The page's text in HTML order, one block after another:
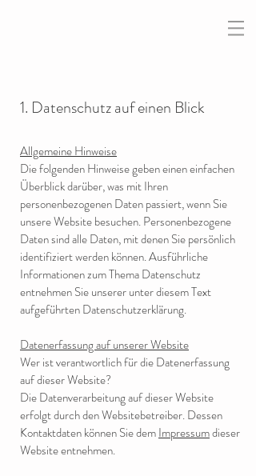
1. Datenschutz auf einen Blick
Allgemeine Hinweise
Die folgenden Hinweise geben einen einfachen
Überblick darüber, was mit Ihren
personenbezogenen Daten passiert, wenn Sie
unsere Website besuchen. Personenbezogene
Daten sind alle Daten, mit denen Sie persönlich
identifiziert werden können. Ausführliche
Informationen zum Thema Datenschutz
entnehmen Sie unserer unter diesem Text
aufgeführten Datenschutzerklärung.
Datenerfassung auf unserer Website
Wer ist verantwortlich für die Datenerfassung
auf dieser Website?
Die Datenverarbeitung auf dieser Website
erfolgt durch den Websitebetreiber. Dessen
Kontaktdaten können Sie demImpressumdieser
Website entnehmen.